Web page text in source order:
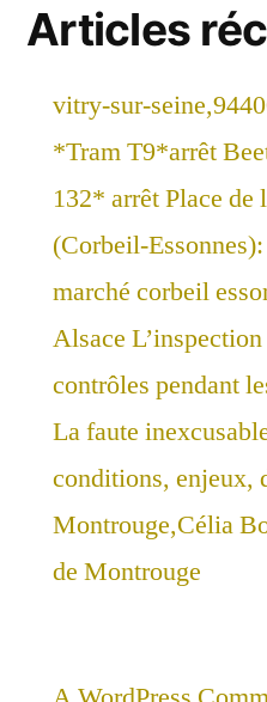
Articles
vitry-sur-
*Tram T9*arrêt
132* arrêt Place de
(Corbeil-
marché corbeil
Alsace
contrôles pendant
La faute
conditions, enjeux,
Montrouge,Célia
de Montrouge